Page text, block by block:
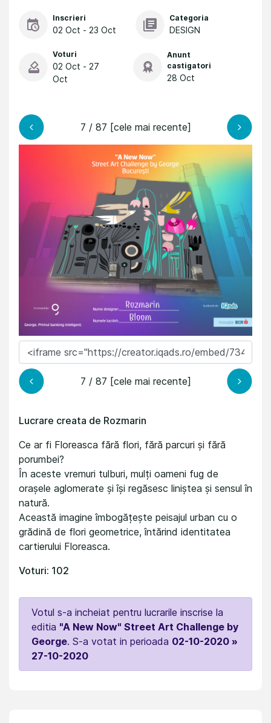
Inscrieri
02 Oct - 23 Oct
Categoria
DESIGN
Voturi
02 Oct - 27
Oct
Anunt
castigatori
28 Oct
7 / 87 [cele mai recente]
7 / 87 [cele mai recente]
Lucrare creata de Rozmarin
Ce ar fi Floreasca fără flori, fără parcuri și fără
porumbei?
În aceste vremuri tulburi, mulți oameni fug de
orașele aglomerate și își regăsesc liniștea și sensul în
natură.
Această imagine îmbogățește peisajul urban cu o
grădină de flori geometrice, întărind identitatea
cartierului Floreasca.
Voturi: 102
Votul s-a incheiat pentru lucrarile inscrise la
editia "A New Now" Street Art Challenge by
George. S-a votat in perioada 02-10-2020 »
27-10-2020